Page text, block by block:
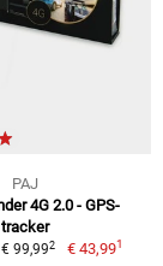
PAJ
4G 2.0 - GPS-
tracker
99,992 € 43,991